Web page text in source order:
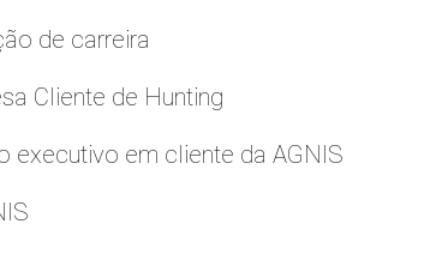
de carreira
Cliente de Hunting
executivo em cliente da AGNIS